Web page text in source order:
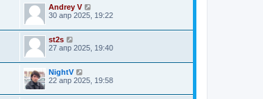
Andrey V
30 апр 2025, 19:22
st2s
27 апр 2025, 19:40
NightV
22 апр 2025, 19:58